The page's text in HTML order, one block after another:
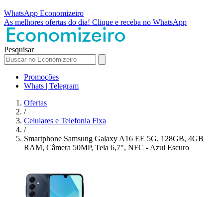
WhatsApp Economizeiro
As melhores ofertas do dia! Clique e receba no WhatsApp
Pesquisar
Promoções
Whats | Telegram
Ofertas
/
Celulares e Telefonia Fixa
/
Smartphone Samsung Galaxy A16 EE 5G, 128GB, 4GB
RAM, Câmera 50MP, Tela 6,7", NFC - Azul Escuro